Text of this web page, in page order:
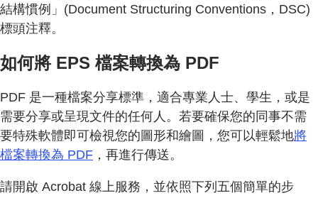
結構慣例」(Document Structuring Conventions，DSC)
標頭注釋。
如何將 EPS 檔案轉換為 PDF
PDF 是一種檔案分享標準，適合專業人士、學生，或是
需要分享或呈現文件的任何人。若要確保您的同事不需
要特殊軟體即可檢視您的圖形和繪圖，您可以輕鬆地將
檔案轉換為 PDF ，再進行傳送。
請開啟 Acrobat 線上服務，並依照下列五個簡單的步